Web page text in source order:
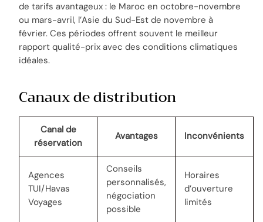
de tarifs avantageux : le Maroc en octobre-novembre
ou mars-avril, l’Asie du Sud-Est de novembre à
février. Ces périodes offrent souvent le meilleur
rapport qualité-prix avec des conditions climatiques
idéales.
Canaux de distribution
Canal de
réservation
Avantages Inconvénients
Agences
TUI/Havas
Voyages
Conseils
personnalisés,
négociation
possible
Horaires
d’ouverture
limités